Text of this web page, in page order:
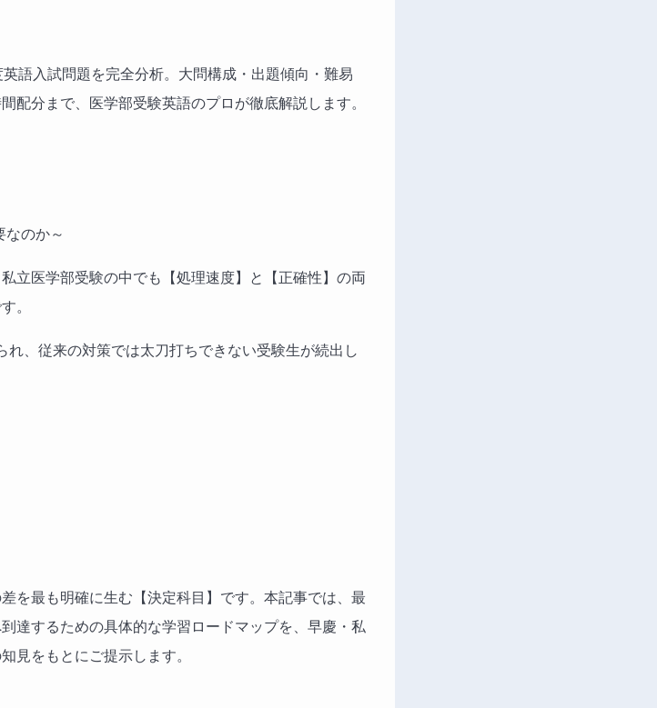
語入試問題を完全分析。大問構成・出題傾向・難易
配分まで、医学部受験英語のプロが徹底解説します。
なのか～
立医学部受験の中でも【処理速度】と【正確性】の両
。
、従来の対策では太刀打ちできない受験生が続出し
を最も明確に生む【決定科目】です。本記事では、最
達するための具体的な学習ロードマップを、早慶・私
見をもとにご提示します。